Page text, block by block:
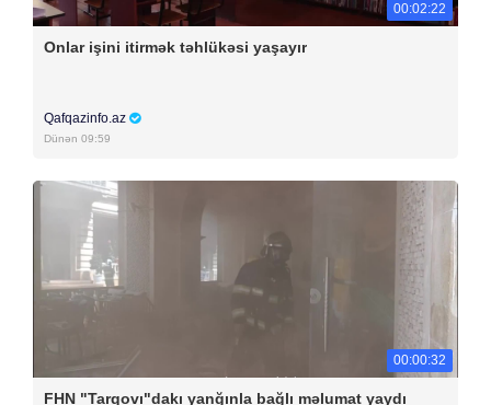
00:02:22
Onlar işini itirmək təhlükəsi yaşayır
Qafqazinfo.az
Dünən 09:59
00:00:32
FHN "Tarqovı"dakı yanğınla bağlı məlumat yaydı